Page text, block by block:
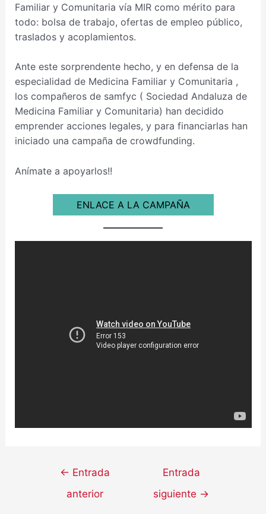
Familiar y Comunitaria vía MIR como mérito para
todo: bolsa de trabajo, ofertas de empleo público,
traslados y acoplamientos.
Ante este sorprendente hecho, y en defensa de la
especialidad de Medicina Familiar y Comunitaria ,
los compañeros de samfyc ( Sociedad Andaluza de
Medicina Familiar y Comunitaria) han decidido
emprender acciones legales, y para financiarlas han
iniciado una campaña de crowdfunding.
Anímate a apoyarlos!!
ENLACE A LA CAMPAÑA
← Entrada
anterior
Entrada
siguiente →